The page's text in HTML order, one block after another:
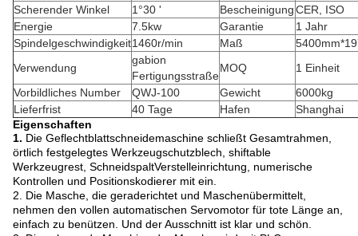
Scherender Winkel
1°30 ' BescheinigungCER, ISO
Energie
7.5kw Garantie
1 Jahr
Spindelgeschwindigkeit1460r/min Maß
Verwendung
gabion
Fertigungsstraße
MOQ
1 Einheit
Vorbildliches Number
QWJ-100 Gewicht
6000kg
Lieferfrist
40 Tage Hafen
Shanghai
Eigenschaften
1. Die Geflechtblattschneidemaschine schließt Gesamtrahmen,
örtlich festgelegtes Werkzeugschutzblech, shiftable
Werkzeugrest, SchneidspaltVerstelleinrichtung, numerische
Kontrollen und Positionskodierer mit ein.
2. Die Masche, die geraderichtet und Maschenübermittelt,
nehmen den vollen automatischen Servomotor für tote Länge an,
einfach zu benützen. Und der Ausschnitt ist klar und schön.